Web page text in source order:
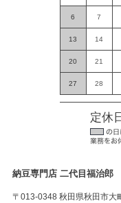
6 7
13 14
20 21
27 28
定休
納豆専門店 二代目福治郎
〒013-0348 秋田県秋田市大